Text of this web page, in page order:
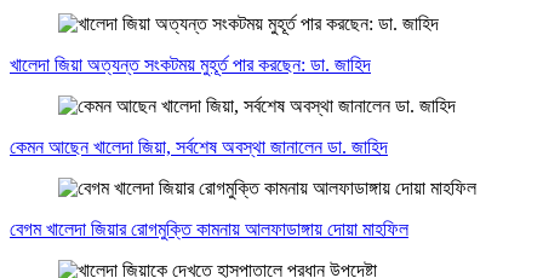
খালেদা জিয়া অত্যন্ত সংকটময় মুহূর্ত পার করছেন: ডা. জাহিদ
কেমন আছেন খালেদা জিয়া, সর্বশেষ অবস্থা জানালেন ডা. জাহিদ
বেগম খালেদা জিয়ার রোগমুক্তি কামনায় আলফাডাঙ্গায় দোয়া মাহফিল